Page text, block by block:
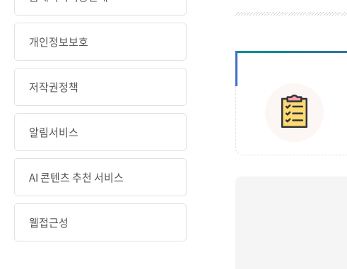
개인정보보호
저작권정책
알림서비스
AI 콘텐츠 추천 서비스
웹접근성